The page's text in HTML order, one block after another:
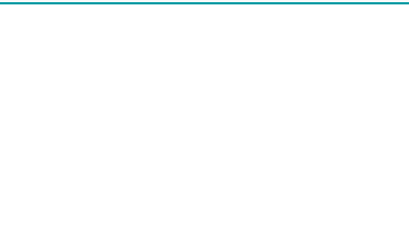
et du Queyras
et aux sports
et solidaire des Hautes Alpes